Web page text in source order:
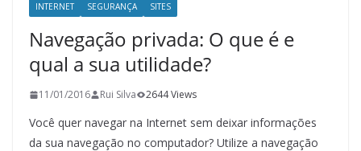
INTERNET SEGURANÇA SITES
Navegação privada: O que é e
qual a sua utilidade?
11/01/2016 Rui Silva 2644 Views
Você quer navegar na Internet sem deixar informações
da sua navegação no computador? Utilize a navegação